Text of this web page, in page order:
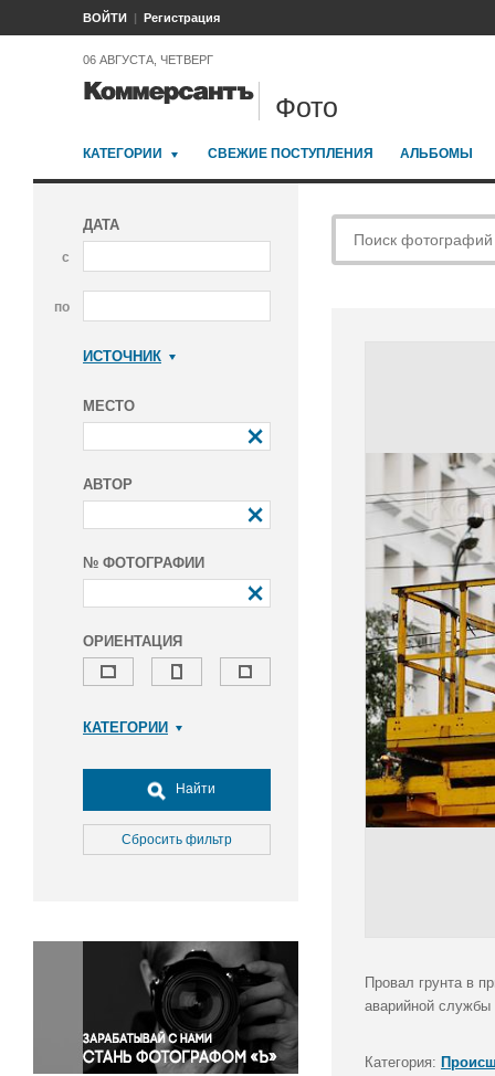
ВОЙТИ Регистрация
06 АВГУСТА, ЧЕТВЕРГ
Фото
КАТЕГОРИИ СВЕЖИЕ ПОСТУПЛЕНИЯ АЛЬБОМЫ
ДАТА
с
по
ИСТОЧНИК
МЕСТО
АВТОР
№ ФОТОГРАФИИ
ОРИЕНТАЦИЯ
КАТЕГОРИИ
Досуг, туризм и отдых
Культура
Медицина
Окружающая среда
Политика
Правосудие
Происшествия и конфликты
Религия
Найти
Сбросить фильтр
Провал грунта в
аварийной службы
Категория: